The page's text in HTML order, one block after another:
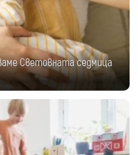
Световната седмица